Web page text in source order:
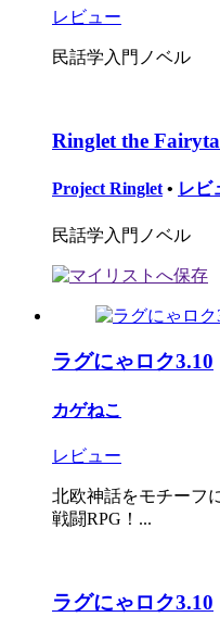
レビュー
民話学入門ノベル
Ringlet the
Project Ringlet • レビ
民話学入門ノベル
ラグにゃロク3.10
カゲねこ
レビュー
北欧神話をモチーフ
戦闘RPG！...
ラグにゃロク3.10